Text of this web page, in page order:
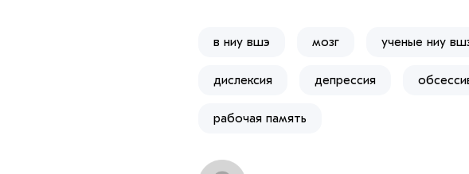
в ниу вшэ мозг ​ученые ниу
дислексия депрессия
рабочая память